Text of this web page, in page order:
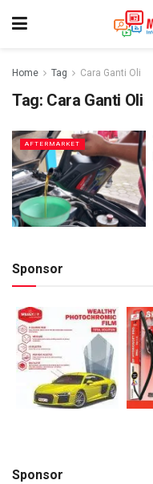
Home Tag Cara Ganti Oli
Tag: Cara Ganti Oli
AFTERMARKET
Sponsor
Sponsor